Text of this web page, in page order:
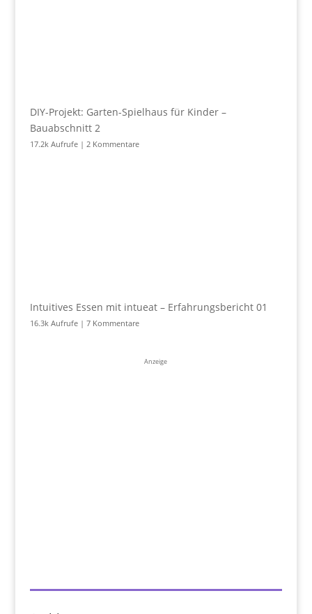
DIY-Projekt: Garten-Spielhaus für Kinder –
Bauabschnitt 2
17.2k Aufrufe| 2 Kommentare
Intuitives Essen mit intueat – Erfahrungsbericht 01
16.3k Aufrufe| 7 Kommentare
Anzeige